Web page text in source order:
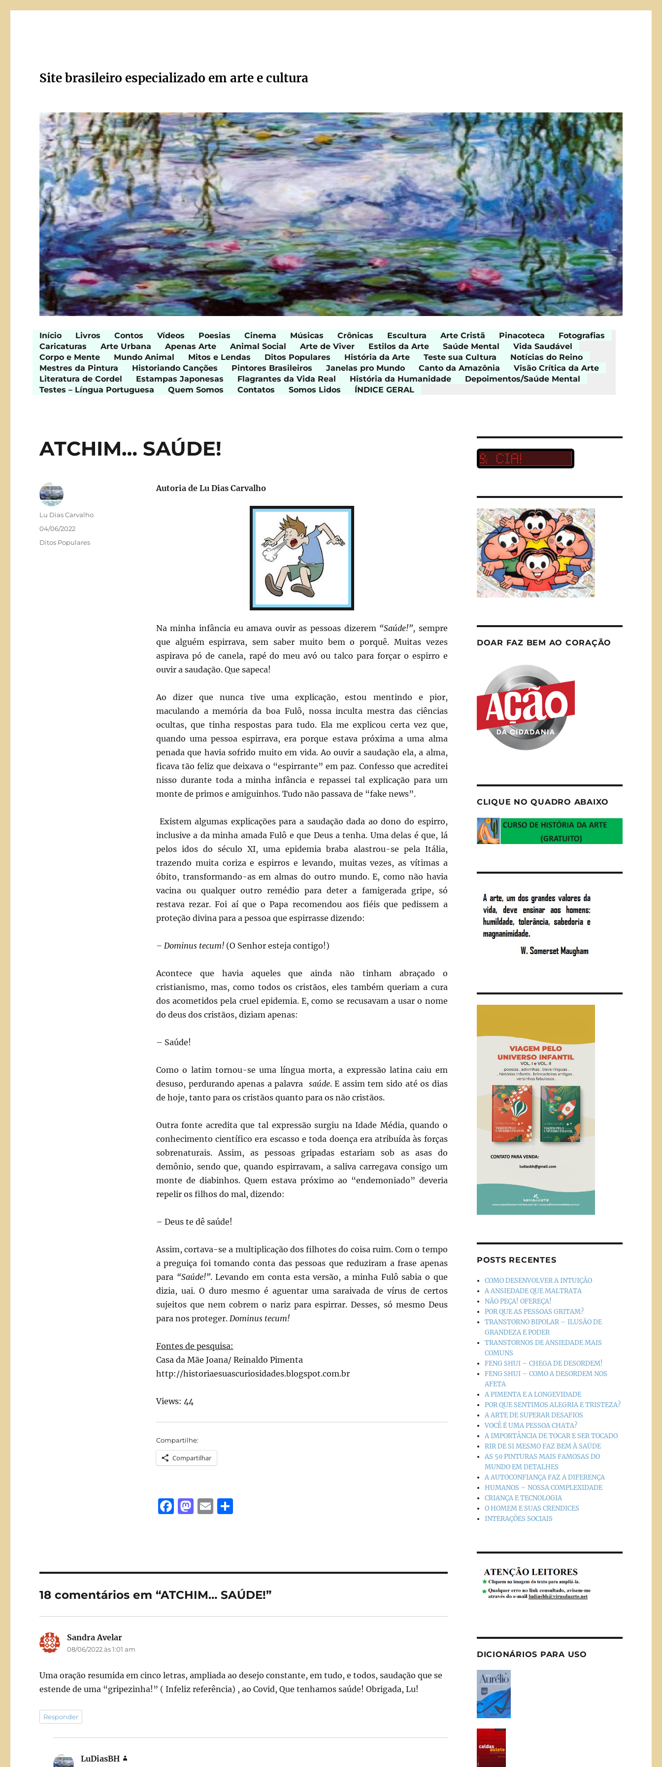
Site brasileiro especializado em arte e cultura
Início Livros Contos Vídeos Poesias Cinema Músicas Crônicas Escultura Arte Cristã Pinacoteca
Fotografias
Caricaturas
Arte Urbana Apenas Arte Animal Social Arte de Viver Estilos da Arte Saúde Mental
Vida Saudável
Corpo e Mente
Mundo Animal Mitos e Lendas Ditos Populares História da Arte Teste sua Cultura
Notícias do Reino
Mestres da Pintura
Historiando Canções Pintores Brasileiros Janelas pro Mundo Canto da Amazônia
Visão Crítica da Arte
Literatura de Cordel
Estampas Japonesas Flagrantes da Vida Real História da Humanidade
Depoimentos/Saúde Mental
Testes – Língua Portuguesa
Quem Somos Contatos Somos Lidos ÍNDICE GERAL
ATCHIM… SAÚDE!
Autoria de Lu Dias Carvalho
Na minha infância eu amava ouvir as pessoas dizerem “Saúde!”, sempre
que alguém espirrava, sem saber muito bem o porquê. Muitas vezes
aspirava pó de canela, rapé do meu avó ou talco para forçar o espirro e
ouvir a saudação. Que sapeca!
Ao dizer que nunca tive uma explicação, estou mentindo e pior,
maculando a memória da boa Fulô, nossa inculta mestra das ciências
ocultas, que tinha respostas para tudo. Ela me explicou certa vez que,
quando uma pessoa espirrava, era porque estava próxima a uma alma
penada que havia sofrido muito em vida. Ao ouvir a saudação ela, a alma,
ficava tão feliz que deixava o “espirrante” em paz. Confesso que acreditei
nisso durante toda a minha infância e repassei tal explicação para um
monte de primos e amiguinhos. Tudo não passava de “fake news”.
Existem algumas explicações para a saudação dada ao dono do espirro,
inclusive a da minha amada Fulô e que Deus a tenha. Uma delas é que, lá
pelos idos do século XI, uma epidemia braba alastrou-se pela Itália,
trazendo muita coriza e espirros e levando, muitas vezes, as vítimas a
óbito, transformando-as em almas do outro mundo. E, como não havia
vacina ou qualquer outro remédio para deter a famigerada gripe, só
restava rezar. Foi aí que o Papa recomendou aos fiéis que pedissem a
proteção divina para a pessoa que espirrasse dizendo:
– Dominus tecum! (O Senhor esteja contigo!)
Acontece que havia aqueles que ainda não tinham abraçado o
cristianismo, mas, como todos os cristãos, eles também queriam a cura
dos acometidos pela cruel epidemia. E, como se recusavam a usar o nome
do deus dos cristãos, diziam apenas:
– Saúde!
Como o latim tornou-se uma língua morta, a expressão latina caiu em
desuso, perdurando apenas a palavra saúde. E assim tem sido até os dias
de hoje, tanto para os cristãos quanto para os não cristãos.
Outra fonte acredita que tal expressão surgiu na Idade Média, quando o
conhecimento científico era escasso e toda doença era atribuída às forças
sobrenaturais. Assim, as pessoas gripadas estariam sob as asas do
demônio, sendo que, quando espirravam, a saliva carregava consigo um
monte de diabinhos. Quem estava próximo ao “endemoniado” deveria
repelir os filhos do mal, dizendo:
– Deus te dê saúde!
Assim, cortava-se a multiplicação dos filhotes do coisa ruim. Com o tempo
a preguiça foi tomando conta das pessoas que reduziram a frase apenas
para “Saúde!”. Levando em conta esta versão, a minha Fulô sabia o que
dizia, uai. O duro mesmo é aguentar uma saraivada de vírus de certos
sujeitos que nem cobrem o nariz para espirrar. Desses, só mesmo Deus
para nos proteger. Dominus tecum!
Fontes de pesquisa:
Casa da Mãe Joana/ Reinaldo Pimenta
http://historiaesuascuriosidades.blogspot.com.br
Views: 44
Compartilhe:
Compartilhar
F
b
o
o
k
M
d
n
E S
Autor
Lu Dias Carvalho
Publicado
em
04/06/2022
Categorias
Ditos Populares
18 comentários em “ATCHIM… SAÚDE!”
Sandra Avelar
08/06/2022 às 1:01 am
Uma oração resumida em cinco letras, ampliada ao desejo constante, em tudo, e todos, saudação que se
estende de uma “gripezinha!” ( Infeliz referência) , ao Covid, Que tenhamos saúde! Obrigada, Lu!
Responder
LuDiasBH
DOAR FAZ BEM AO CORAÇÃO
CLIQUE NO QUADRO ABAIXO
POSTS RECENTES
COMO DESENVOLVER A INTUIÇÃO
A ANSIEDADE QUE MALTRATA
NÃO PEÇA! OFEREÇA!
POR QUE AS PESSOAS GRITAM?
TRANSTORNO BIPOLAR – ILUSÃO DE
GRANDEZA E PODER
TRANSTORNOS DE ANSIEDADE MAIS
COMUNS
FENG SHUI – CHEGA DE DESORDEM!
FENG SHUI – COMO A DESORDEM NOS
AFETA
A PIMENTA E A LONGEVIDADE
POR QUE SENTIMOS ALEGRIA E TRISTEZA?
A ARTE DE SUPERAR DESAFIOS
VOCÊ É UMA PESSOA CHATA?
A IMPORTÂNCIA DE TOCAR E SER TOCADO
RIR DE SI MESMO FAZ BEM À SAÚDE
AS 50 PINTURAS MAIS FAMOSAS DO
MUNDO EM DETALHES
A AUTOCONFIANÇA FAZ A DIFERENÇA
HUMANOS – NOSSA COMPLEXIDADE
CRIANÇA E TECNOLOGIA
O HOMEM E SUAS CRENDICES
INTERAÇÕES SOCIAIS
DICIONÁRIOS PARA USO